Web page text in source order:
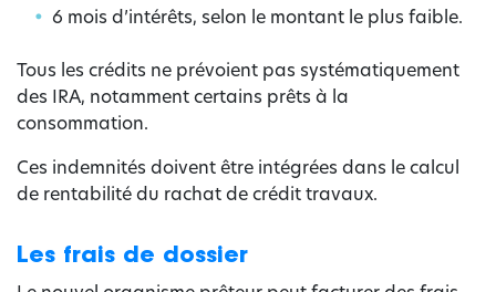
6 mois d’intérêts, selon le montant le plus faible.
Tous les crédits ne prévoient pas systématiquement
des IRA, notamment certains prêts à la
consommation.
Ces indemnités doivent être intégrées dans le calcul
de rentabilité du rachat de crédit travaux.
Les frais de dossier